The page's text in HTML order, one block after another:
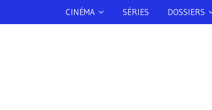
CINÉMA SÉRIES DOSSIERS